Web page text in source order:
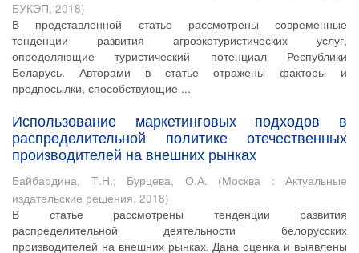
БУКЭП, 2018)
В представленной статье рассмотрены современные
тенденции развития агроэкотуристических услуг,
определяющие туристический потенциал Республики
Беларусь. Авторами в статье отражены факторы и
предпосылки, способствующие ...
Использование маркетинговых подходов в
распределительной политике отечественных
производителей на внешних рынках
Байбардина, Т.Н.; Бурцева, О.А. (Москва : Актуальные
издательские решения, 2018)
В статье рассмотрены тенденции развития
распределительной деятельности белорусских
производителей на внешних рынках. Дана оценка и выявлены